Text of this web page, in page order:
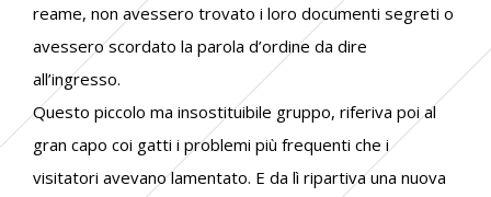
reame, non avessero trovato i loro documenti segreti o
avessero scordato la parola d’ordine da dire
all’ingresso.
Questo piccolo ma insostituibile gruppo, riferiva poi al
gran capo coi gatti i problemi più frequenti che i
visitatori avevano lamentato. E da lì ripartiva una nuova